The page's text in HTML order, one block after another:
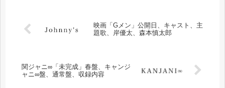
映画「Gメン」公開日、キャスト、主
題歌、岸優太、森本慎太郎
関ジャニ∞「未完成」春盤、キャンジ
ャニ∞盤、通常盤、収録内容